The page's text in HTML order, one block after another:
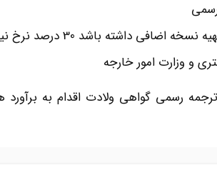
نرخ نیز به قیمت ترجمه رسمی اضافه خواهد شد
و وزارت امور خارجه
ترجمه رسمی گواهی ولادت اقدام به